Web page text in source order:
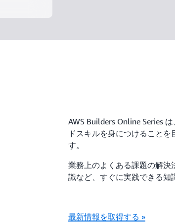
AWS Builders Online Series
ドスキルを身につけること
す。
業務上のよくある課題の解決
識など、すぐに実践できる知
最新情報を取得する »